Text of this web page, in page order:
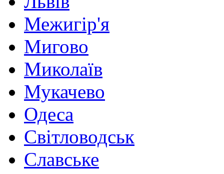
Межигір'я
Мигово
Миколаїв
Мукачево
Одеса
Світловодськ
Славське